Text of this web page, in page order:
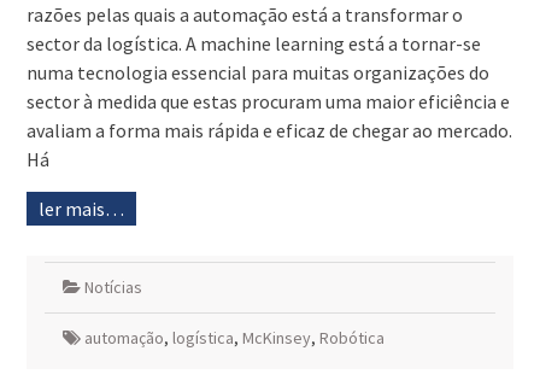
razões pelas quais a automação está a transformar o
sector da logística. A machine learning está a tornar-se
numa tecnologia essencial para muitas organizações do
sector à medida que estas procuram uma maior eficiência e
avaliam a forma mais rápida e eficaz de chegar ao mercado.
Há
ler mais…
Notícias
automação, logística, McKinsey, Robótica